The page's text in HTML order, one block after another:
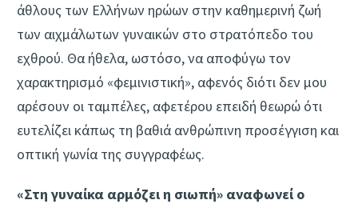
άθλους των Ελλήνων ηρώων στην καθημερινή ζωή
των αιχμάλωτων γυναικών στο στρατόπεδο του
εχθρού. Θα ήθελα, ωστόσο, να αποφύγω τον
χαρακτηρισμό «φεμινιστική», αφενός διότι δεν μου
αρέσουν οι ταμπέλες, αφετέρου επειδή θεωρώ ότι
ευτελίζει κάπως τη βαθιά ανθρώπινη προσέγγιση και
οπτική γωνία της συγγραφέως.
«Στη γυναίκα αρμόζει η σιωπή» αναφωνεί ο